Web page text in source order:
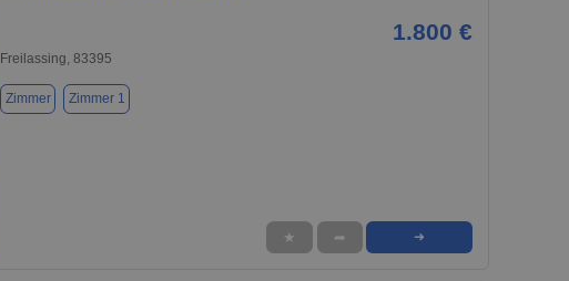
1.800 €
Freilassing, 83395
Zimmer Zimmer 1
★ ➦ ➜